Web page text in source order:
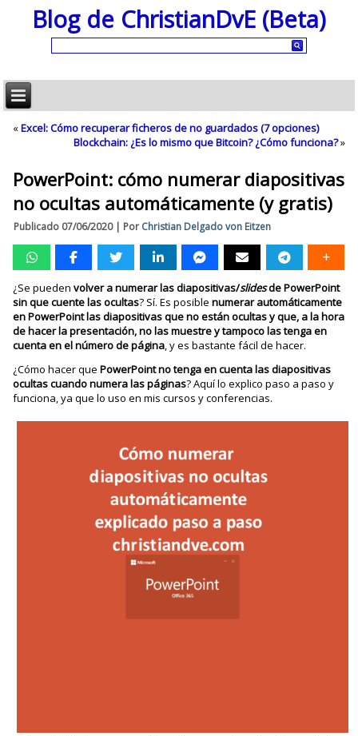
Blog de ChristianDvE (Beta)
«Excel: Cómo recuperar ficheros de no guardados (7 opciones)
Blockchain: ¿Es lo mismo que Bitcoin? ¿Cómo funciona?»
PowerPoint: cómo numerar diapositivas
no ocultas automáticamente (y gratis)
Publicado 07/06/2020| Por Christian Delgado von Eitzen
¿Se puedenvolver a numerar las diapositivas/slidesde PowerPoint
sin que cuente las ocultas? Sí. Es posiblenumerar automáticamente
en PowerPoint las diapositivas que no están ocultas y que, a la hora
de hacer la presentación, no las muestre y tampoco las tenga en
cuenta en el número de página, y es bastante fácil de hacer.
¿Cómo hacer quePowerPoint no tenga en cuenta las diapositivas
ocultas cuando numera las páginas? Aquí lo explico paso a paso y
funciona, ya que lo uso en mis cursos y conferencias.